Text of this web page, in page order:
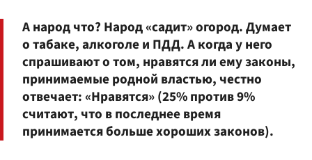
А народ что? Народ «садит» огород. Думает
о табаке, алкоголе и ПДД. А когда у него
спрашивают о том, нравятся ли ему законы,
принимаемые родной властью, честно
отвечает: «Нравятся» (25% против 9%
считают, что в последнее время
принимается больше хороших законов).